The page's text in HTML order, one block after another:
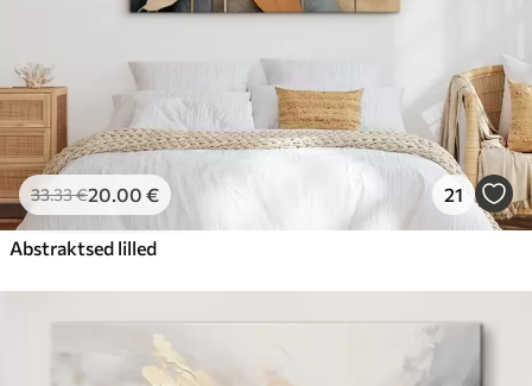
33.33€20.00 € 21
Abstraktsed lilled